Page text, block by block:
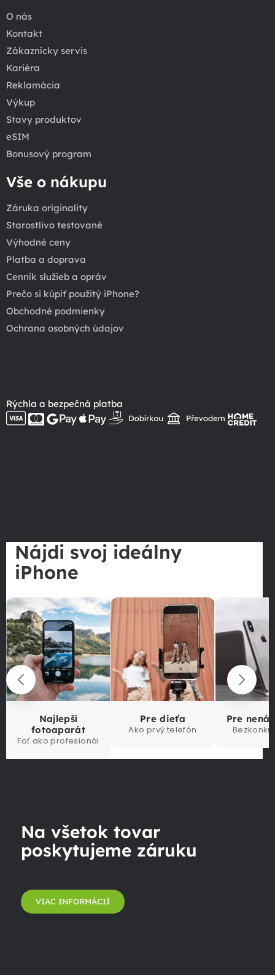
O nás
Kontakt
Zákaznícky servis
Kariéra
Reklamácia
Výkup
Stavy produktov
eSIM
Bonusový program
Vše o nákupu
Záruka originality
Starostlivo testované
Výhodné ceny
Platba a doprava
Cenník služieb a opráv
Prečo si kúpiť použitý iPhone?
Obchodné podmienky
Ochrana osobných údajov
Rýchla a bezpečná platba
Nájdi svoj ideálny
iPhone
Najlepší
fotoaparát
Foť ako profesionál
Pre dieťa
Ako prvý telefón
Pre
Na všetok tovar
poskytujeme záruku
VIAC INFORMÁCIÍ